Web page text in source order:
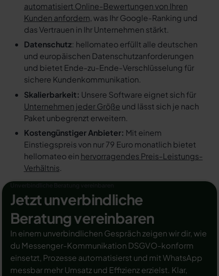
automatisiert Online-Bewertungen von Ihren
Kunden anfordern, was Ihr Google-Ranking und
das Vertrauen in Ihr Unternehmen stärkt.
Datenschutz: hellomateo erfüllt alle deutschen
und europäischen Datenschutzanforderungen
und bietet Ende-zu-Ende-Verschlüsselung für
sichere Kundenkommunikation.
Skalierbarkeit: Unsere Software eignet sich für
Unternehmen jeder Größe und lässt sich je nach
Paket unbegrenzt erweitern.
Kostengünstiger Anbieter: Mit einem
Einstiegspreis von nur 79 Euro monatlich bietet
hellomateo ein hervorragendes Preis-Leistungs-
Verhältnis.
Jetzt unverbindliche
Beratung vereinbaren
In einem unverbindlichen Gespräch zeigen wir dir, wie
du Messenger-Kommunikation DSGVO-konform
einsetzt, Prozesse automatisierst und mit WhatsApp
messbar mehr Umsatz und Effizienz erzielst. Klar,